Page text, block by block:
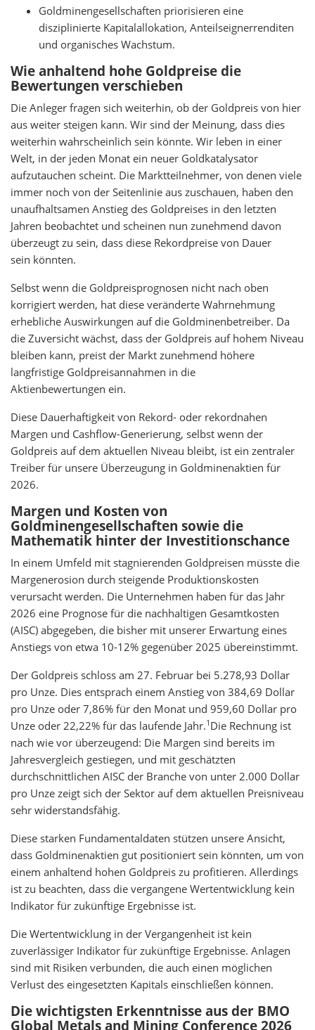
Goldminengesellschaften priorisieren eine
disziplinierte Kapitalallokation, Anteilseignerrenditen
und organisches Wachstum.
Wie anhaltend hohe Goldpreise die
Bewertungen verschieben
Die Anleger fragen sich weiterhin, ob der Goldpreis von hier
aus weiter steigen kann. Wir sind der Meinung, dass dies
weiterhin wahrscheinlich sein könnte. Wir leben in einer
Welt, in der jeden Monat ein neuer Goldkatalysator
aufzutauchen scheint. Die Marktteilnehmer, von denen viele
immer noch von der Seitenlinie aus zuschauen, haben den
unaufhaltsamen Anstieg des Goldpreises in den letzten
Jahren beobachtet und scheinen nun zunehmend davon
überzeugt zu sein, dass diese Rekordpreise von Dauer
sein könnten.
Selbst wenn die Goldpreisprognosen nicht nach oben
korrigiert werden, hat diese veränderte Wahrnehmung
erhebliche Auswirkungen auf die Goldminenbetreiber. Da
die Zuversicht wächst, dass der Goldpreis auf hohem Niveau
bleiben kann, preist der Markt zunehmend höhere
langfristige Goldpreisannahmen in die
Aktienbewertungen ein.
Diese Dauerhaftigkeit von Rekord- oder rekordnahen
Margen und Cashflow-Generierung, selbst wenn der
Goldpreis auf dem aktuellen Niveau bleibt, ist ein zentraler
Treiber für unsere Überzeugung in Goldminenaktien für
2026.
Margen und Kosten von
Goldminengesellschaften sowie die
Mathematik hinter der Investitionschance
In einem Umfeld mit stagnierenden Goldpreisen müsste die
Margenerosion durch steigende Produktionskosten
verursacht werden. Die Unternehmen haben für das Jahr
2026 eine Prognose für die nachhaltigen Gesamtkosten
(AISC) abgegeben, die bisher mit unserer Erwartung eines
Anstiegs von etwa 10-12% gegenüber 2025 übereinstimmt.
Der Goldpreis schloss am 27. Februar bei 5.278,93 Dollar
pro Unze. Dies entsprach einem Anstieg von 384,69 Dollar
pro Unze oder 7,86% für den Monat und 959,60 Dollar pro
Unze oder 22,22% für das laufende Jahr.1 Die Rechnung ist
nach wie vor überzeugend: Die Margen sind bereits im
Jahresvergleich gestiegen, und mit geschätzten
durchschnittlichen AISC der Branche von unter 2.000 Dollar
pro Unze zeigt sich der Sektor auf dem aktuellen Preisniveau
sehr widerstandsfähig.
Diese starken Fundamentaldaten stützen unsere Ansicht,
dass Goldminenaktien gut positioniert sein könnten, um von
einem anhaltend hohen Goldpreis zu profitieren. Allerdings
ist zu beachten, dass die vergangene Wertentwicklung kein
Indikator für zukünftige Ergebnisse ist.
Die Wertentwicklung in der Vergangenheit ist kein
zuverlässiger Indikator für zukünftige Ergebnisse. Anlagen
sind mit Risiken verbunden, die auch einen möglichen
Verlust des eingesetzten Kapitals einschließen können.
Die wichtigsten Erkenntnisse aus der BMO
Global Metals and Mining Conference 2026